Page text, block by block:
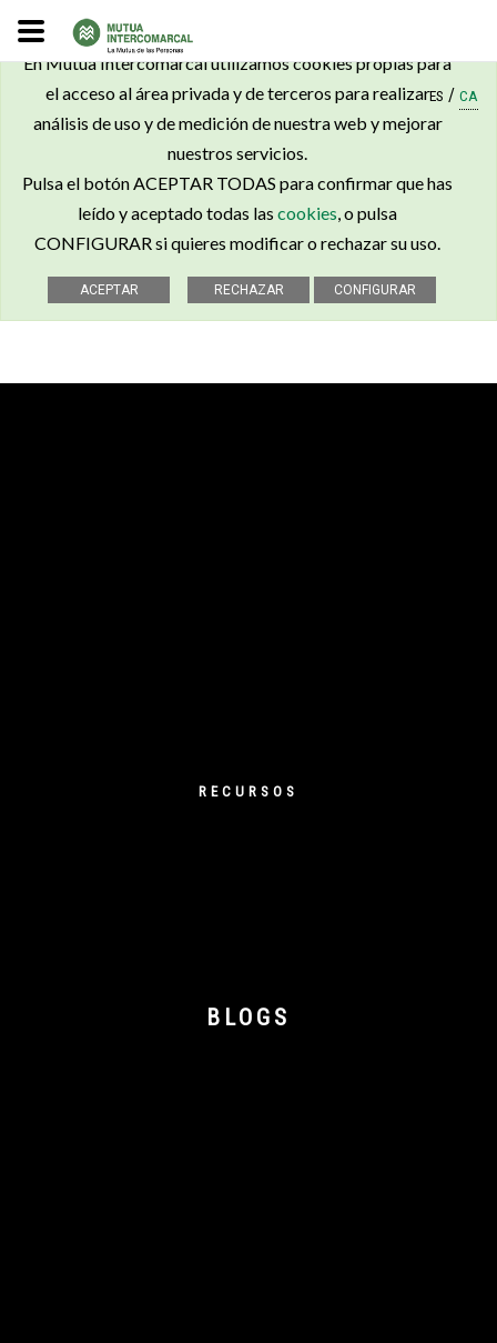
En Mutua Intercomarcal utilizamos cookies propias para
el acceso al área privada y de terceros para realizar
análisis de uso y de medición de nuestra web y mejorar
nuestros servicios.
Pulsa el botón ACEPTAR TODAS para confirmar que has
leído y aceptado todas las cookies, o pulsa
CONFIGURAR si quieres modificar o rechazar su uso.
ES / CA
RECURSOS
BLOGS